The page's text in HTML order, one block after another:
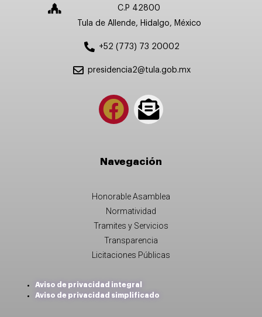
C.P 42800
Tula de Allende, Hidalgo, México
+52 (773) 73 20002
presidencia2@tula.gob.mx
Navegación
Honorable Asamblea
Normatividad
Tramites y Servicios
Transparencia
Licitaciones Públicas
Aviso de privacidad integral
Aviso de privacidad simplificado